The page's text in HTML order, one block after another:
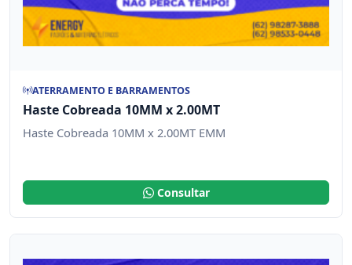
ATERRAMENTO E BARRAMENTOS
Haste Cobreada 10MM x 2.00MT
Haste Cobreada 10MM x 2.00MT EMM
Consultar